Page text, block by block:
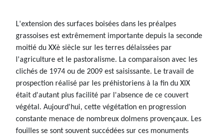
L'extension des surfaces boisées dans les préalpes
grassoises est extrêmement importante depuis la seconde
moitié du XXè siècle sur les terres délaissées par
l'agriculture et le pastoralisme. La comparaison avec les
clichés de 1974 ou de 2009 est saisissante. Le travail de
prospection réalisé par les préhistoriens à la fin du XIX
était d'autant plus facilité par l'absence de ce couvert
végétal. Aujourd'hui, cette végétation en progression
constante menace de nombreux dolmens provençaux. Les
fouilles se sont souvent succédées sur ces monuments